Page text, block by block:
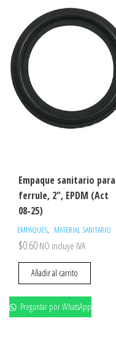
Empaque sanitario para
ferrule, 2″, EPDM (Act
08-25)
EMPAQUES, MATERIAL SANITARIO
$0.60 NO incluye IVA
Añadir al carrito
Preguntar por WhatsApp